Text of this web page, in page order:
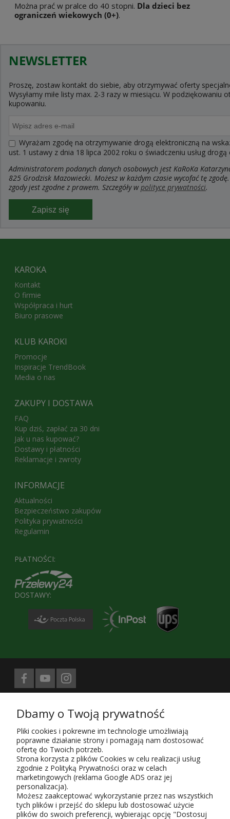
Można prać w pralce do 40 stopni. Dla dzieci bez
ograniczeń wiekowych (0+).
NEWSLETTER
Proszę, zostaw kontakt do siebie, aby otrzymywać oferty
Wysyłamy miłe listy max. 2-3 razy w miesiącu. W
kupowaniu.
Wyrażam zgodę na otrzymywanie drogą elektroniczną na
ust. 1 ustawy z dnia 18 lipca 2002 roku o świadczeniu usług
Administratorem podanych danych osobowych jest KaRoKa
825 Grodzisk Mazowiecki. Możesz w każdym czasie wycofać tę
zgody jest zgodne z prawem. Szczegóły wpolityce prywatności.
Zapisz się
KAROKA
Kontakt
O firmie
Współpraca i hurt
Biuro prasowe
KLUB KAROKI
Promocje
Inspiracje TrendBook
Media o nas
ZAKUPY I DOSTAWA
FAQ
Kup dziś, zapłać za 30 dni
Jak u nas kupować?
Dostawy i płatności
Reklamacje i zwroty
INFORMACJE
Aktualności
Bezpieczeństwo zakupów
Polityka prywatności
Regulamin
PŁATNOŚCI:
DOSTAWY:
Treści znajdujące się na stronie sklepu KaRoKa.pl są jego własnością.
Zgodnie z ustawą z 4.02.1994 4. o prawie autorskim i prawach
pokrewnych (Dz. U. z 1994 r. Nr 24, poz. 83, sprost. Dz.U. 94 nr 43 poz.
170) kopiowanie, powielanie i rozpowszechnianie w całości lub części
przedstawionych treści wymaga zgody autora i podania źródła.
Użytkowanie sklepu oznacza zgodę na wykorzystywanie plików cookies.
Szczegółowe informacje wPolityce prywatności.
KaRoKa Katarzyna Roth-Kłudka
Piaszczysta 6,
tel. w sprawie zamówień - do sklepu 723 143 153, pn-pt, godz. 9-17;
e-mail:karoka@karoka.pl, NIP 952-107-70-85, Regon 015651496
Dbamy o Twoją prywatność
Pliki cookies i pokrewne im technologie umożliwiają
poprawne działanie strony i pomagają nam dostosować
ofertę do Twoich potrzeb.
Strona korzysta z plików Cookies w celu realizacji usług
zgodnie z Polityką Prywatności oraz w celach
marketingowych (reklama Google ADS oraz jej
personalizacja).
Możesz zaakceptować wykorzystanie przez nas wszystkich
tych plików i przejść do sklepu lub dostosować użycie
plików do swoich preferencji, wybierając opcję "Dostosuj